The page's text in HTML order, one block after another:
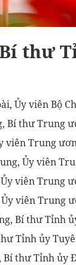
thư
Ủy viên Bộ
Bí thư Trung
viên Trung
Ủy viên
viên Trung
viên Trung
Bí thư Tỉnh
Tỉnh ủy
Bí thư Tỉnh ủy